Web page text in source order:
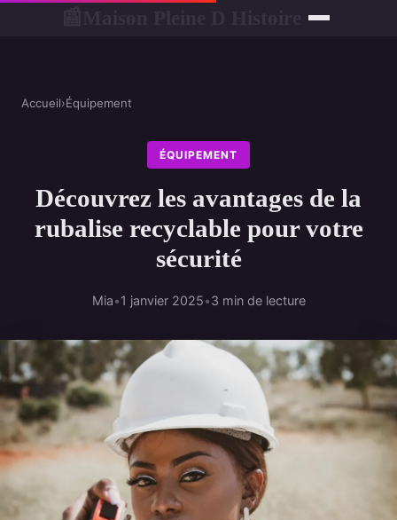
Accueil›Équipement
ÉQUIPEMENT
Découvrez les avantages de la
rubalise recyclable pour votre
sécurité
Mia•1 janvier 2025•3 min de lecture